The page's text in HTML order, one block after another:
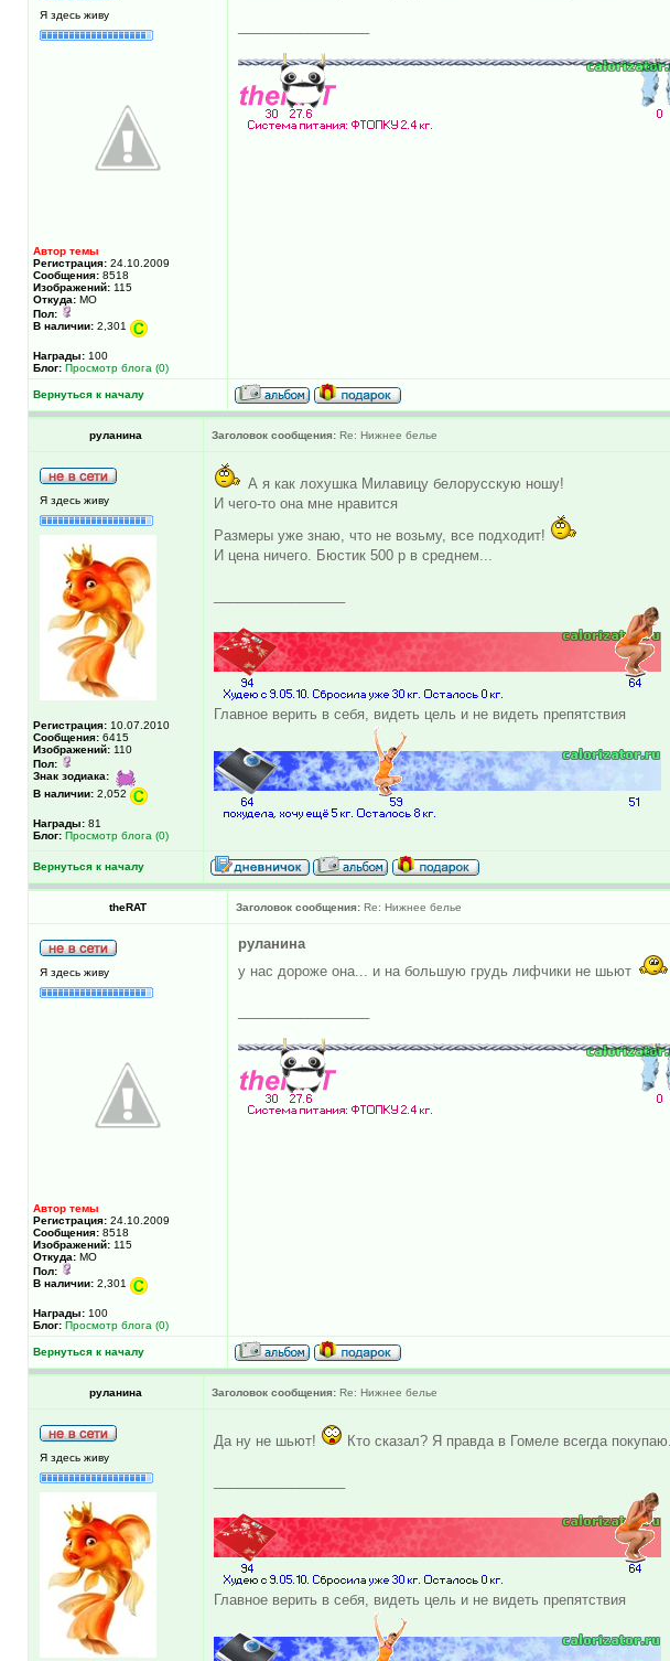
Я здесь живу
Автор темы
Регистрация: 24.10.2009
Сообщения: 8518
Изображений: 115
Откуда: МО
Пол:
В наличии: 2,301
Награды: 100
Блог: Просмотр блога (0)
Вернуться к началу
руланина Заголовок сообщения: Re: Нижнее белье
Я здесь живу
Регистрация: 10.07.2010
Сообщения: 6415
Изображений: 110
Пол:
Знак зодиака:
В наличии: 2,052
Награды: 81
Блог: Просмотр блога (0)
А я как лохушка Милавицу белорусскую ношу!
И чего-то она мне нравится
Размеры уже знаю, что не возьму, все подходит!
И цена ничего. Бюстик 500 р в среднем...
Главное верить в себя, видеть цель и не видеть препятствия
Вернуться к началу
theRAT Заголовок сообщения: Re: Нижнее белье
Я здесь живу
Автор темы
Регистрация: 24.10.2009
Сообщения: 8518
Изображений: 115
Откуда: МО
Пол:
В наличии: 2,301
Награды: 100
Блог: Просмотр блога (0)
руланина
у нас дороже она... и на большую грудь лифчики не шьют
Вернуться к началу
руланина Заголовок сообщения: Re: Нижнее белье
Я здесь живу
Да ну не шьют! Кто сказал? Я правда в Гомеле всегда покупаю.
Главное верить в себя, видеть цель и не видеть препятствия